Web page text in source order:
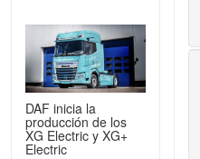
DAF inicia la
producción de los
XG Electric y XG+
Electric